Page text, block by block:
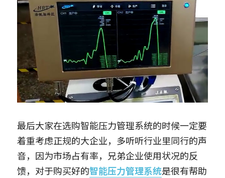
最后大家在选购智能压力管理系统的时候一定要
着重考虑正规的大企业，多听听行业里同行的声
音，因为市场占有率，兄弟企业使用状况的反
馈，对于购买好的智能压力管理系统是很有帮助